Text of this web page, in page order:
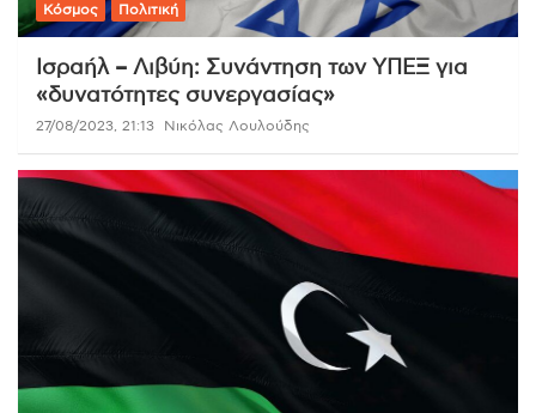
Κόσμος Πολιτική
Ισραήλ – Λιβύη: Συνάντηση των ΥΠΕΞ για
«δυνατότητες συνεργασίας»
27/08/2023, 21:13 Νικόλας Λουλούδης